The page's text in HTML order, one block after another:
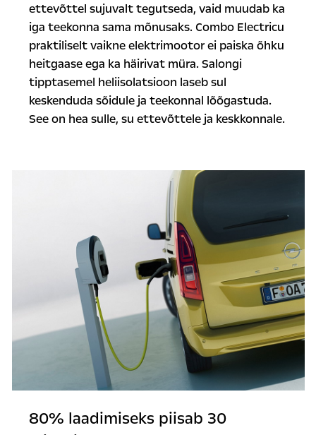
ettevõttel sujuvalt tegutseda, vaid muudab ka
iga teekonna sama mõnusaks. Combo Electricu
praktiliselt vaikne elektrimootor ei paiska õhku
heitgaase ega ka häirivat müra. Salongi
tipptasemel heliisolatsioon laseb sul
keskenduda sõidule ja teekonnal lõõgastuda.
See on hea sulle, su ettevõttele ja keskkonnale.
80% laadimiseks piisab 30